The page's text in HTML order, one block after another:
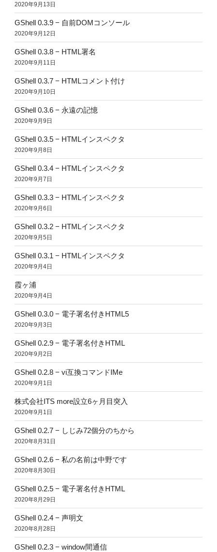
2020年9月13日
GShell 0.3.9 − 自前DOMコンソール
2020年9月12日
GShell 0.3.8 − HTML署名
2020年9月11日
GShell 0.3.7 − HTMLコメント付け
2020年9月10日
GShell 0.3.6 − 永遠の記憶
2020年9月9日
GShell 0.3.5 − HTMLインスペクタ
2020年9月8日
GShell 0.3.4 − HTMLインスペクタ
2020年9月7日
GShell 0.3.3 − HTMLインスペクタ
2020年9月6日
GShell 0.3.2 − HTMLインスペクタ
2020年9月5日
GShell 0.3.1 − HTMLインスペクタ
2020年9月4日
霞ヶ浦
2020年9月4日
GShell 0.3.0 − 電子署名付きHTML5
2020年9月3日
GShell 0.2.9 − 電子署名付きHTML
2020年9月2日
GShell 0.2.8 − vi互換コマンドIMe
2020年9月1日
株式会社ITS more設立6ヶ月目突入
2020年9月1日
GShell 0.2.7 − しじみ72個分のちから
2020年8月31日
GShell 0.2.6 − 私の名前は中野です
2020年8月30日
GShell 0.2.5 − 電子署名付きHTML
2020年8月29日
GShell 0.2.4 − 声明文
2020年8月28日
GShell 0.2.3 − window間通信